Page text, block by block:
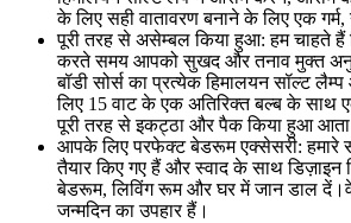
के लिए सही वातावरण बनाने के लिए एक गर्म,
पूरी तरह से असेम्बल किया हुआ: हम चाहते हैं
करते समय आपको सुखद और तनाव मुक्त
बॉडी सोर्स का प्रत्येक हिमालयन सॉल्ट
लिए 15 वाट के एक अतिरिक्त बल्ब के साथ
पूरी तरह से इकट्ठा और पैक किया हुआ आता
आपके लिए परफेक्ट बेडरूम एक्सेसरी: हमारे
तैयार किए गए हैं और स्वाद के साथ
बेडरूम, लिविंग रूम और घर में जान डाल दें।वे
जन्मदिन का उपहार हैं।